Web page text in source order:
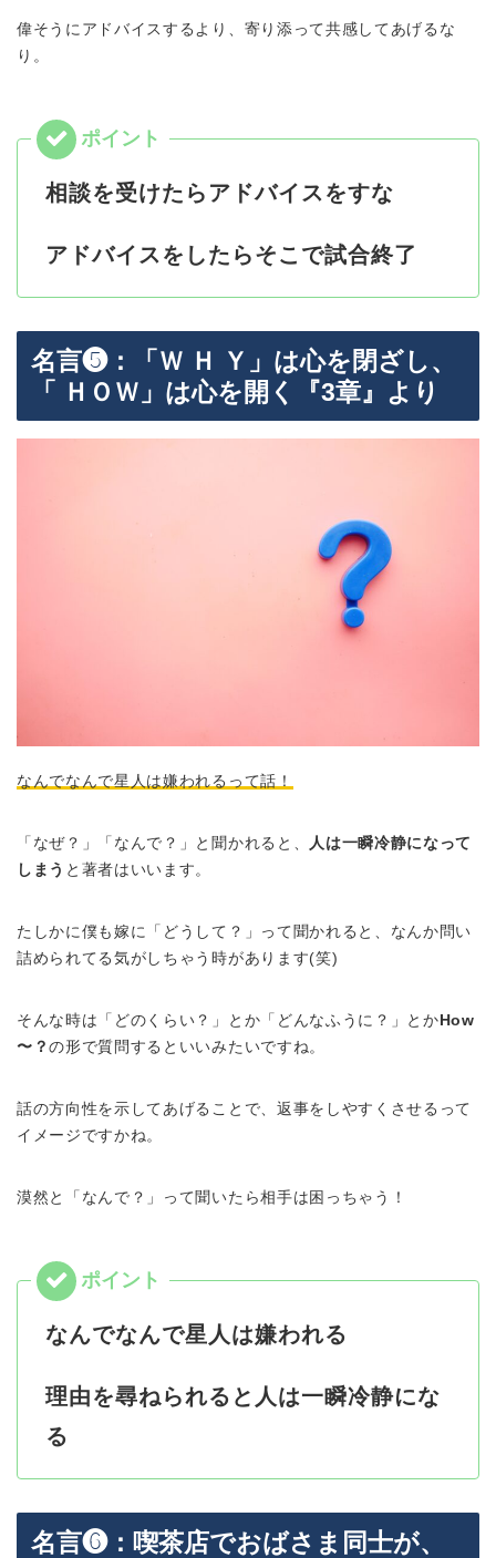
偉そうにアドバイスするより、寄り添って共感してあげるな
り。
相談を受けたらアドバイスをすな
アドバイスをしたらそこで試合終了
名言❺：「Ｗ Ｈ Ｙ」は心を閉ざし、
「 ＨＯＷ」は心を開く『3章』より
なんでなんで星人は嫌われるって話！
「なぜ？」「なんで？」と聞かれると、
人は一瞬冷静になって
しまう と著者はいいます。
たしかに僕も嫁に「どうして？」って聞かれると、なんか問い
詰められてる気がしちゃう時があります(笑)
そんな時は「どのくらい？」とか「どんなふうに？」とか How
〜？の形で質問するといいみたいですね。
話の方向性を示してあげることで、返事をしやすくさせるって
イメージですかね。
漠然と「なんで？」って聞いたら相手は困っちゃう！
なんでなんで星人は嫌われる
理由を尋ねられると人は一瞬冷静にな
る
名言❻：喫茶店でおばさま同士が、